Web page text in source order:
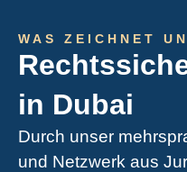
WAS ZEICHNET
in Dubai
Durch unser
und Netzwerk aus